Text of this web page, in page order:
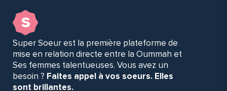
s
Super Soeur est la première plateforme de
mise en relation directe entre la Oummah et
Ses femmes talentueuses. Vous avez un
besoin ? Faites appel à vos soeurs. Elles
sont brillantes.